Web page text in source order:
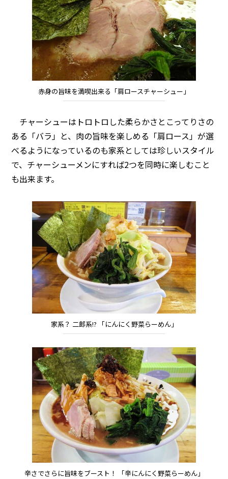
赤身の旨味を満喫出来る「肩ロースチャーシュー」
チャーシューはトロトロした柔らかさとこってりさの
ある「バラ」と、肉の旨味を楽しめる「肩ロース」が選
べるようになっているのも家系としては珍しいスタイル
で、チャーシューメンにすれば2つを同時に楽しむこと
も出来ます。
家系？ 二郎系!? 「にんにく野菜らーめん」
辛さでさらに旨味をブースト！ 「辛にんにく野菜らーめん」